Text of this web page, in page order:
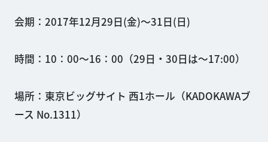
会期：2017年12月29日(金)〜31日(日)
時間：10：00〜16：00（29日・30日は〜17:00）
場所：東京ビッグサイト 西1ホール（KADOKAWAブ
ース No.1311）